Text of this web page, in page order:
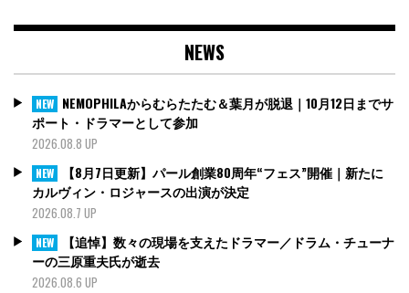
NEWS
NEW NEMOPHILAからむらたたむ＆葉月が脱退｜10月12日までサ
ポート・ドラマーとして参加
2026.08.8 UP
NEW
【8月7日更新】パール創業80周年“フェス”開催｜新たに
カルヴィン・ロジャースの出演が決定
2026.08.7 UP
NEW
【追悼】数々の現場を支えたドラマー／ドラム・チューナ
ーの三原重夫氏が逝去
2026.08.6 UP